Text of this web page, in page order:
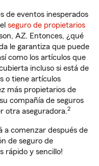
de eventos inesperados
seguro de propietarios
AZ. Entonces, ¿qué
le garantiza que puede
como los artículos que
incluso si está de
o tiene artículos
más propietarios de
compañía de seguros
otra aseguradora.2
a comenzar después de
de seguro de
rápido y sencillo!